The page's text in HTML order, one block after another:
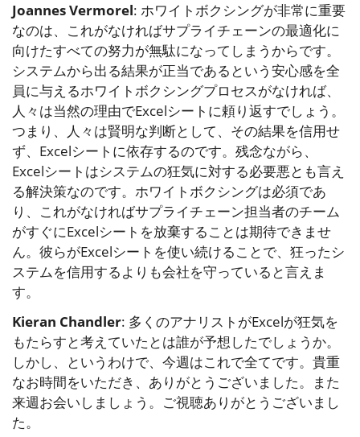
Joannes Vermorel: ホワイトボクシングが非常に重要
なのは、これがなければサプライチェーンの最適化に
向けたすべての努力が無駄になってしまうからです。
システムから出る結果が正当であるという安心感を全
員に与えるホワイトボクシングプロセスがなければ、
人々は当然の理由でExcelシートに頼り返すでしょう。
つまり、人々は賢明な判断として、その結果を信用せ
ず、Excelシートに依存するのです。残念ながら、
Excelシートはシステムの狂気に対する必要悪とも言え
る解決策なのです。ホワイトボクシングは必須であ
り、これがなければサプライチェーン担当者のチーム
がすぐにExcelシートを放棄することは期待できませ
ん。彼らがExcelシートを使い続けることで、狂ったシ
ステムを信用するよりも会社を守っていると言えま
す。
Kieran Chandler: 多くのアナリストがExcelが狂気を
もたらすと考えていたとは誰が予想したでしょうか。
しかし、というわけで、今週はこれで全てです。貴重
なお時間をいただき、ありがとうございました。また
来週お会いしましょう。ご視聴ありがとうございまし
た。